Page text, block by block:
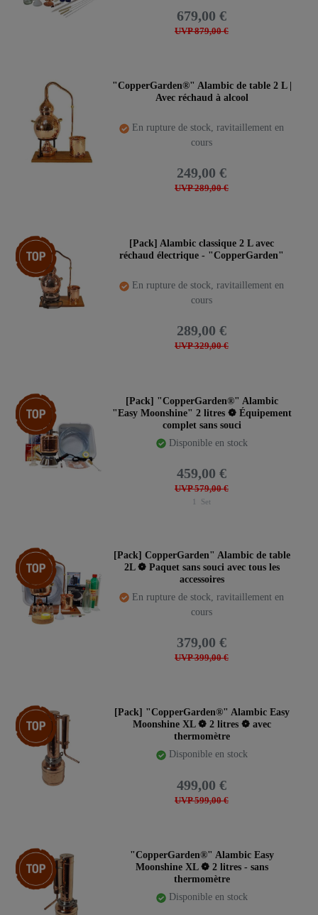
UVP 879,00 €
679,00 €
"CopperGarden®" Alambic de table 2 L |
Avec réchaud à alcool
En rupture de stock, ravitaillement en
cours
UVP 289,00 €
249,00 €
Pack d’articles
[Pack] Alambic classique 2 L avec
réchaud électrique - "CopperGarden"
En rupture de stock, ravitaillement en
cours
UVP 329,00 €
289,00 €
Pack d’articles
[Pack] "CopperGarden®" Alambic
"Easy Moonshine" 2 litres ❁ Équipement
complet sans souci
Disponible en stock
UVP 579,00 €
459,00 €
1 Set
Pack d’articles
[Pack] CopperGarden" Alambic de table
2L ❁ Paquet sans souci avec tous les
accessoires
En rupture de stock, ravitaillement en
cours
UVP 399,00 €
379,00 €
Article phare
[Pack] "CopperGarden®" Alambic Easy
Moonshine XL ❁ 2 litres ❁ avec
thermomètre
Disponible en stock
UVP 599,00 €
499,00 €
Article phare
"CopperGarden®" Alambic Easy
Moonshine XL ❁ 2 litres - sans
thermomètre
Disponible en stock